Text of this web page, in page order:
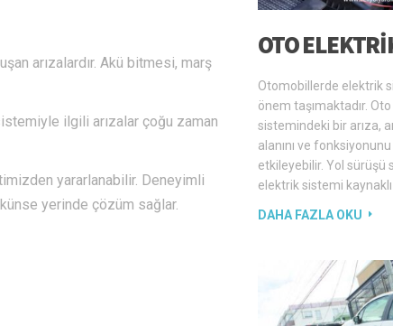
arızalardır. Akü bitmesi, marş
ilgili arızalar çoğu zaman
yararlanabilir. Deneyimli
yerinde çözüm sağlar.
OTO
Otomobillerde elektrik
önem taşımaktadır.
sistemindeki bir arıza,
alanını ve
etkileyebilir. Yol sürüşü
elektrik sistemi kaynaklı
DAHA FAZLA OKU